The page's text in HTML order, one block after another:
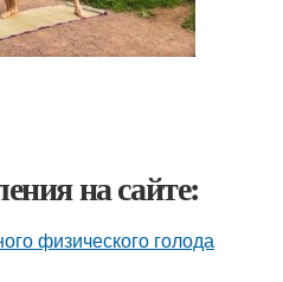
на сайте:
физического голода